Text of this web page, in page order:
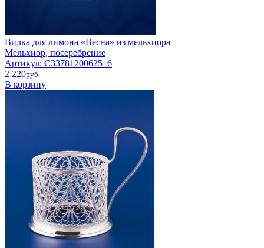
Вилка для лимона «Весна» из мельхиора
Мельхиор, посеребрение
Артикул: C33781200625_6
2 220pyб.
В корзину